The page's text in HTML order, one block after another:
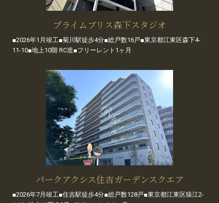
プライムブリス森下スタジオ
■2026年1月竣工■菊川駅徒歩4分■総戸数16戸■東京都江東区森下4-
11-10■地上10階 RC造■フリーレント1ヶ月
パークアクシス住吉ガーデンスクエア
■2026年7月竣工■住吉駅徒歩4分■総戸数128戸■東京都江東区猿江2-